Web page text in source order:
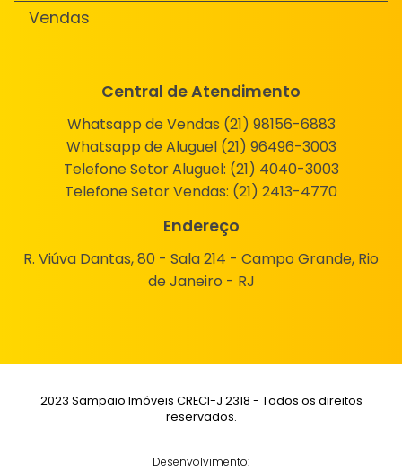
Vendas
Central de Atendimento
Whatsapp de Vendas (21) 98156-6883
Whatsapp de Aluguel (21) 96496-3003
Telefone Setor Aluguel: (21) 4040-3003
Telefone Setor Vendas: (21) 2413-4770
Endereço
R. Viúva Dantas, 80 - Sala 214 - Campo Grande, Rio
de Janeiro - RJ
2023 Sampaio Imóveis CRECI-J 2318 - Todos os direitos
reservados.
Desenvolvimento: